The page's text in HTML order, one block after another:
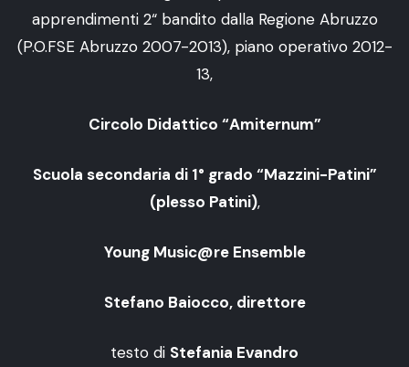
apprendimenti 2“ bandito dalla Regione Abruzzo
(P.O.FSE Abruzzo 2007-2013), piano operativo 2012-
13,
Circolo Didattico “Amiternum”
Scuola secondaria di 1° grado “Mazzini-Patini”
(plesso Patini),
Young Music@re Ensemble
Stefano Baiocco, direttore
testo di Stefania Evandro